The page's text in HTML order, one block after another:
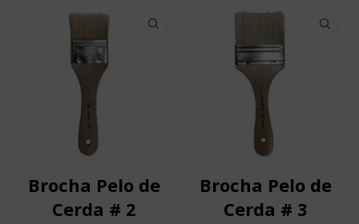
Brocha Pelo de
Cerda # 2
Brocha Pelo de
Cerda # 3